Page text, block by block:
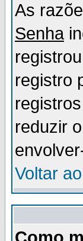
As
Senha
registro
reduzir
Voltar